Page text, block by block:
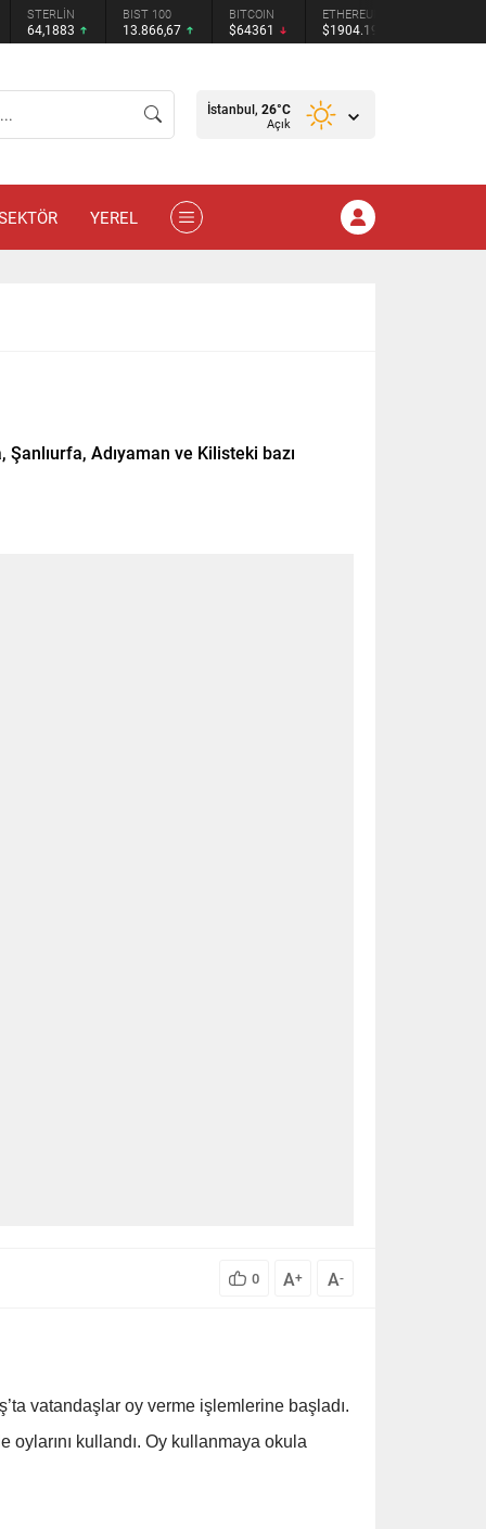
STERLİN
64,1883
BIST 100
13.866,67
BITCOIN
$64361
ETHEREUM
$1904.19
İstanbul, 26°C
Açık
YEREL
Adıyaman ve Kilisteki bazı
0 A+ A-
vatandaşlar oy verme işlemlerine başladı.
kullandı. Oy kullanmaya okula